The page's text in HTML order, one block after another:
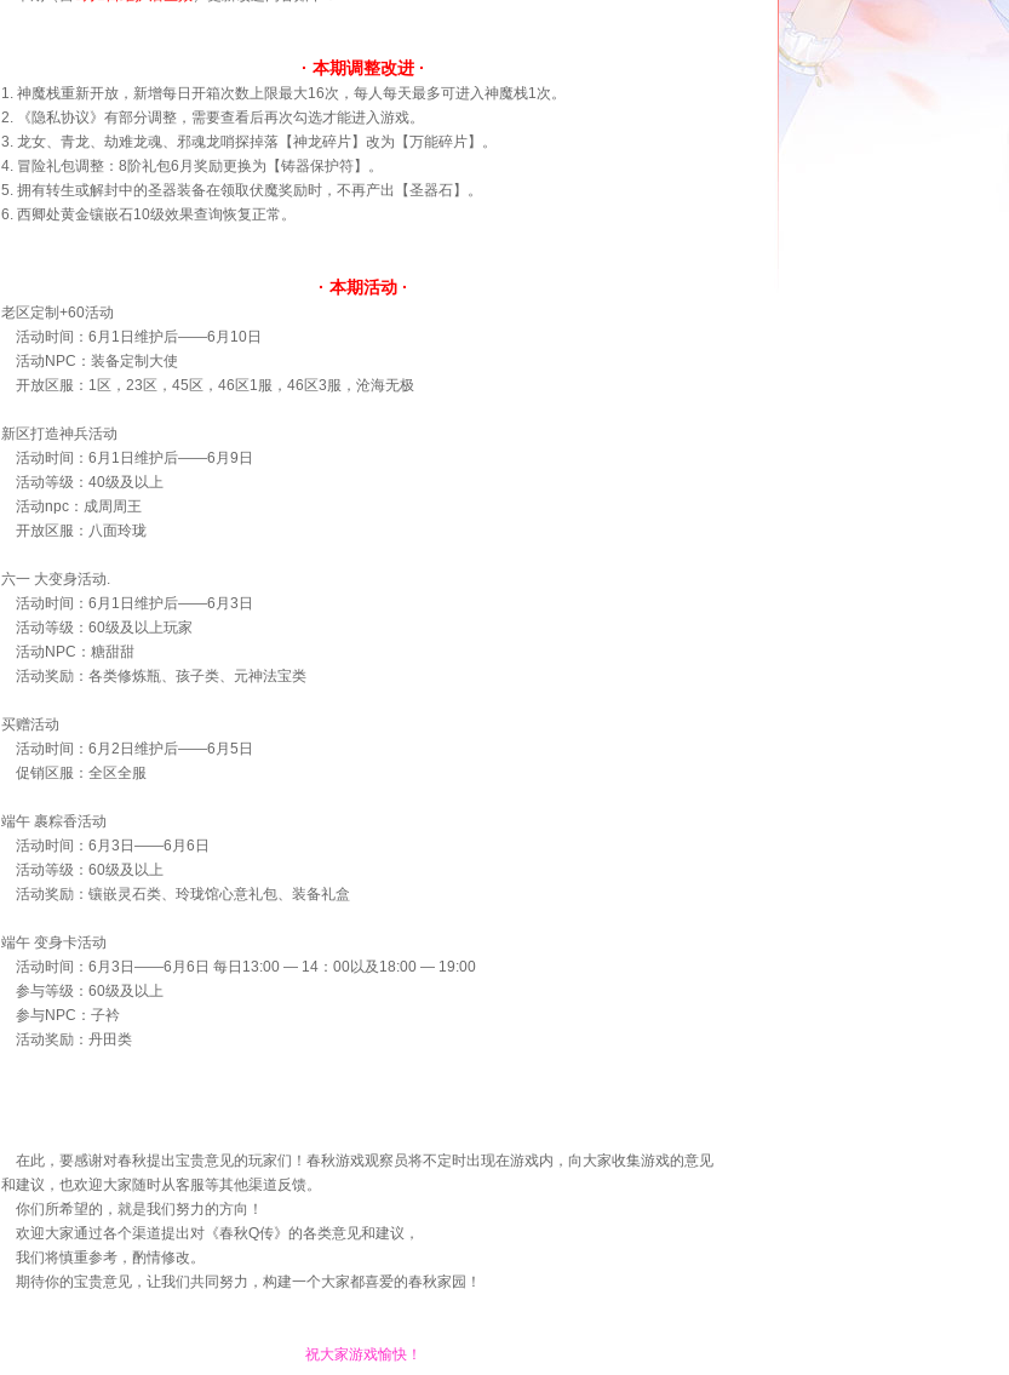
· 本期调整改进 ·
1. 神魔栈重新开放，新增每日开箱次数上限最大16次，每人每天最多可进入神魔栈1次。
2. 《隐私协议》有部分调整，需要查看后再次勾选才能进入游戏。
3. 龙女、青龙、劫难龙魂、邪魂龙哨探掉落【神龙碎片】改为【万能碎片】。
4. 冒险礼包调整：8阶礼包6月奖励更换为【铸器保护符】。
5. 拥有转生或解封中的圣器装备在领取伏魔奖励时，不再产出【圣器石】。
6. 西卿处黄金镶嵌石10级效果查询恢复正常。
· 本期活动 ·
老区定制+60活动
活动时间：6月1日维护后——6月10日
活动NPC：装备定制大使
开放区服：1区，23区，45区，46区1服，46区3服，沧海无极
新区打造神兵活动
活动时间：6月1日维护后——6月9日
活动等级：40级及以上
活动npc：成周周王
开放区服：八面玲珑
六一 大变身活动.
活动时间：6月1日维护后——6月3日
活动等级：60级及以上玩家
活动NPC：糖甜甜
活动奖励：各类修炼瓶、孩子类、元神法宝类
买赠活动
活动时间：6月2日维护后——6月5日
促销区服：全区全服
端午 裹粽香活动
活动时间：6月3日——6月6日
活动等级：60级及以上
活动奖励：镶嵌灵石类、玲珑馆心意礼包、装备礼盒
端午 变身卡活动
活动时间：6月3日——6月6日 每日13:00 — 14：00以及18:00 — 19:00
参与等级：60级及以上
参与NPC：子衿
活动奖励：丹田类
在此，要感谢对春秋提出宝贵意见的玩家们！春秋游戏观察员将不定时出现在游戏内，向大家收集游戏的意见
和建议，也欢迎大家随时从客服等其他渠道反馈。
你们所希望的，就是我们努力的方向！
欢迎大家通过各个渠道提出对《春秋Q传》的各类意见和建议，
我们将慎重参考，酌情修改。
期待你的宝贵意见，让我们共同努力，构建一个大家都喜爱的春秋家园！
祝大家游戏愉快！